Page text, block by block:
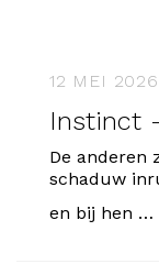
12 MEI 2026
Instinct
De anderen
schaduw
en bij hen …